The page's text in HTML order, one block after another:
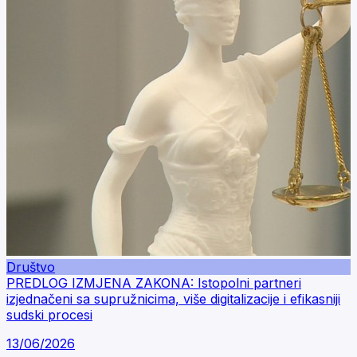
Društvo
PREDLOG IZMJENA ZAKONA: Istopolni partneri
izjednačeni sa supružnicima, više digitalizacije i efikasniji
sudski procesi
13/06/2026